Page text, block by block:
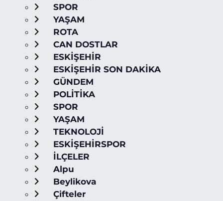
SPOR
YAŞAM
ROTA
CAN DOSTLAR
ESKİŞEHİR
ESKİŞEHİR SON DAKİKA
GÜNDEM
POLİTİKA
SPOR
YAŞAM
TEKNOLOJİ
ESKİŞEHİRSPOR
İLÇELER
Alpu
Beylikova
Çifteler